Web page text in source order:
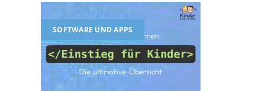
SOFTWARE UND APPS